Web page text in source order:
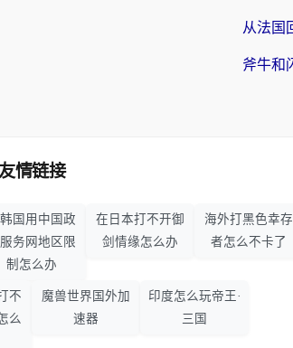
情链接
国用中国政
务网地区限
制怎么办
在日本打不开御
剑情缘怎么办
海外打黑色幸存
者怎么不卡了
不
么
魔兽世界国外加
速器
印度怎么玩帝王·
三国